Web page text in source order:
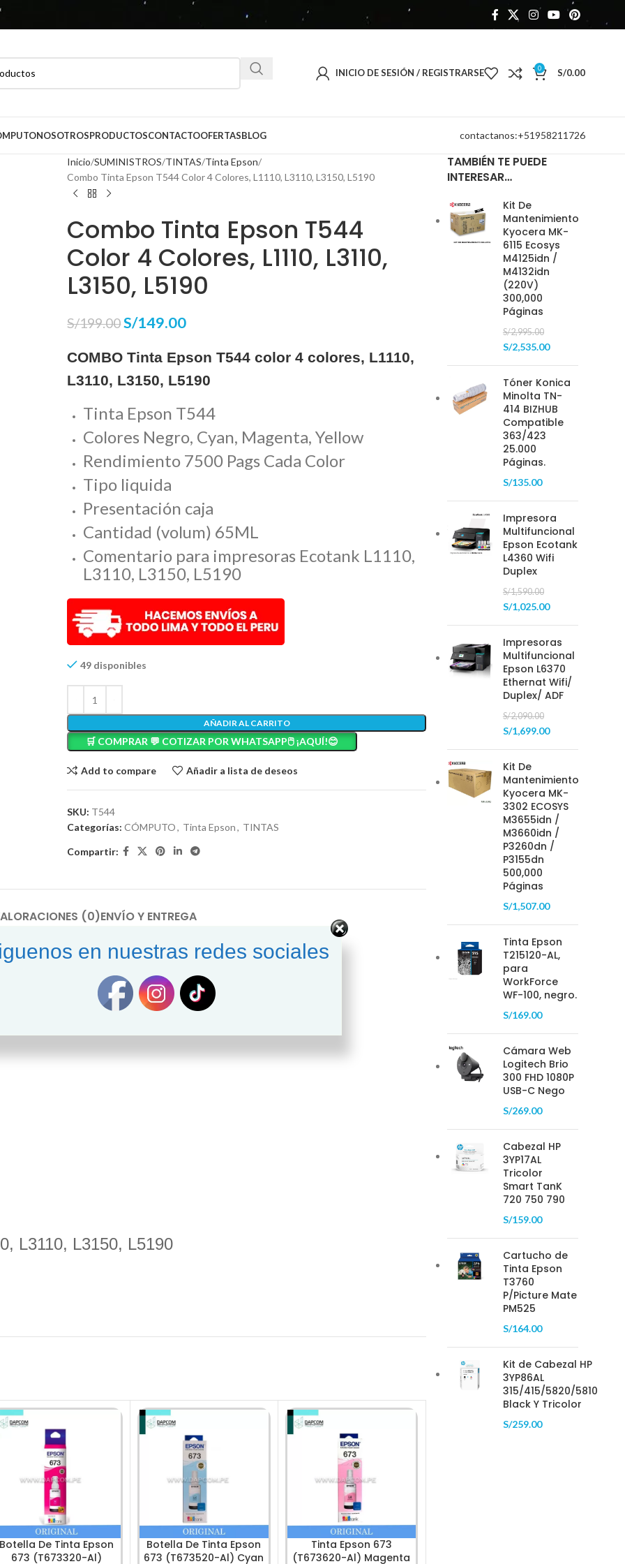
INICIO DE SESIÓN / REGISTRARSE 0 S/0.00
NOSOTROSPRODUCTOSCONTACTOOFERTASBLOG contactanos:+51958211726
Inicio SUMINISTROS TINTAS Tinta Epson
Combo Tinta Epson T544 Color 4 Colores, L1110, L3110, L3150, L5190
Combo Tinta Epson T544
Color 4 Colores, L1110, L3110,
L3150, L5190
S/199.00S/149.00
COMBO Tinta Epson T544 color 4 colores, L1110,
L3110, L3150, L5190
Tinta Epson T544
Colores Negro, Cyan, Magenta, Yellow
Rendimiento 7500 Pags Cada Color
Tipo liquida
Presentación caja
Cantidad (volum) 65ML
Comentario para impresoras Ecotank L1110,
L3110, L3150, L5190
49 disponibles
AÑADIR AL CARRITO
🛒 COMPRAR 💬 COTIZAR POR WHATSAPP🖱️ ¡AQUÍ!😊
Add to compare Añadir a lista de deseos
SKU: T544
Categorías: CÓMPUTO , Tinta Epson , TINTAS
Compartir:
(0)ENVÍO Y ENTREGA
L3110, L3150, L5190
L3110, L3150, L5190
Botella De Tinta Epson
673 (T673320-Al)
Botella De Tinta Epson
673 (T673520-Al) Cyan
Tinta Epson 673
(T673620-Al) Magenta
TAMBIÉN TE PUEDE
INTERESAR…
Kit De
Mantenimiento
Kyocera MK-
6115 Ecosys
M4125idn /
M4132idn
(220V)
300,000
Páginas
S/2,995.00
S/2,535.00
Tóner Konica
Minolta TN-
414 BIZHUB
Compatible
363/423
25.000
Páginas.
S/135.00
Impresora
Multifuncional
Epson Ecotank
L4360 Wifi
Duplex
S/1,590.00
S/1,025.00
Impresoras
Multifuncional
Epson L6370
Ethernat Wifi/
Duplex/ ADF
S/2,090.00
S/1,699.00
Kit De
Mantenimiento
Kyocera MK-
3302 ECOSYS
M3655idn /
M3660idn /
P3260dn /
P3155dn
500,000
Páginas
S/1,507.00
Tinta Epson
T215120-AL,
para
WorkForce
WF-100, negro.
S/169.00
Cámara Web
Logitech Brio
300 FHD 1080P
USB-C Nego
S/269.00
Cabezal HP
3YP17AL
Tricolor
Smart TanK
720 750 790
S/159.00
Cartucho de
Tinta Epson
T3760
P/Picture Mate
PM525
S/164.00
Kit de Cabezal HP
3YP86AL
315/415/5820/5810
Black Y Tricolor
S/259.00
en nuestras redes sociales